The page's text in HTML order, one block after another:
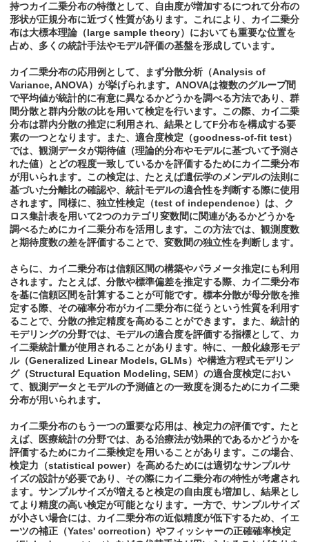
持つカイ二乗分布の特徴として、自由度が増加するにつれて分布の
形状が正規分布に近づく性質があります。これにより、カイ二乗分
布は大標本理論（large sample theory）においても重要な位置を
占め、多くの統計手法やモデル評価の基盤を形成しています。
カイ二乗分布の応用例として、まず分散分析（Analysis of
Variance, ANOVA）が挙げられます。ANOVAは複数のグループ間
で平均値が統計的に有意に異なるかどうかを調べる方法であり、群
間分散と群内分散の比を用いて検定を行います。この際、カイ二乗
分布は群内分散の推定に利用され、結果としてF分布を構成する要
素の一つとなります。また、適合度検定（goodness-of-fit test）
では、観測データが期待値（理論的分布やモデルに基づいて予測さ
れた値）とどの程度一致しているかを評価するためにカイ二乗分布
が用いられます。この検定は、たとえば遺伝学のメンデルの法則に
基づいた分離比の確認や、統計モデルの適合性を判断する際に使用
されます。同様に、独立性検定（test of independence）は、ク
ロス集計表を用いて2つのカテゴリ変数間に関連があるかどうかを
調べるためにカイ二乗分布を活用します。この方法では、観測度数
と期待度数の差を評価することで、変数間の独立性を判断します。
さらに、カイ二乗分布は信頼区間の構築やパラメータ推定にも利用
されます。たとえば、分散や標準偏差を推定する際、カイ二乗分布
を基に信頼区間を計算することが可能です。標本分散が母分散を推
定する際、その確率分布がカイ二乗分布に従うという性質を利用す
ることで、分散の推定精度を高めることができます。また、統計的
モデリングの分野では、モデルの適合度を評価する指標として、カ
イ二乗統計量が使用されることがあります。特に、一般化線形モデ
ル（Generalized Linear Models, GLMs）や構造方程式モデリン
グ（Structural Equation Modeling, SEM）の適合度検定におい
て、観測データとモデルの予測値との一致度を測るためにカイ二乗
分布が用いられます。
カイ二乗分布のもう一つの重要な応用は、検定力の評価です。たと
えば、医療統計の分野では、ある治療法が効果的であるかどうかを
評価するためにカイ二乗検定を用いることがあります。この場合、
検定力（statistical power）を高めるためには適切なサンプルサ
イズの設計が必要であり、その際にカイ二乗分布の特性が考慮され
ます。サンプルサイズが増えると検定の自由度も増加し、結果とし
てより精度の高い検定が可能となります。一方で、サンプルサイズ
が小さい場合には、カイ二乗分布の近似精度が低下するため、イエ
ーツの補正（Yates' correction）やフィッシャーの正確確率検定